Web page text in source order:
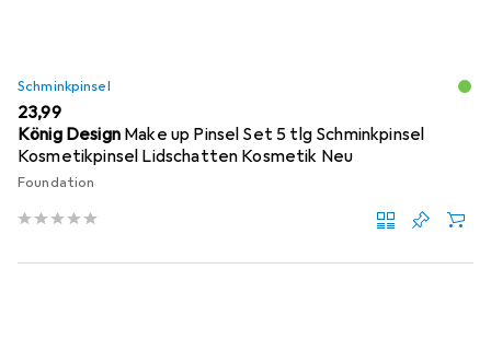
Schminkpinsel
EUR
23,99
König Design Make up Pinsel Set 5 tlg Schminkpinsel
Kosmetikpinsel Lidschatten Kosmetik Neu
Foundation